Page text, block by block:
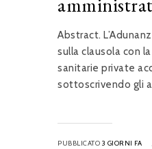
Abstract.
sulla clausola con
sanitarie private
sottoscrivendo gli
PUBBLICATO 3 GIORNI FA